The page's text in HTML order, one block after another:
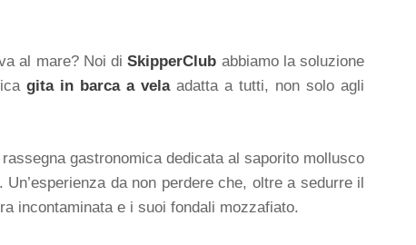
al mare? Noi diSkipperClub abbiamo la soluzione
gita in barca a velaadatta a tutti, non solo agli
gastronomica dedicata al saporito mollusco
da non perdere che, oltre a sedurre il
incontaminata e i suoi fondali mozzafiato.